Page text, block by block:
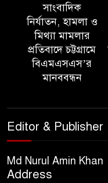
গভীর শ্রদ্ধা নিবেদন
সাংবাদিক
নির্যাতন, হামলা ও
মিথ্যা মামলার
প্রতিবাদে চট্টগ্রামে
বিএমএসএস’র
মানববন্ধন
Editor & Publisher
Md Nurul Amin Khan
Address